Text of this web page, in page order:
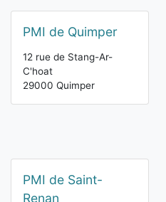
PMI de Quimper
12 rue de Stang-Ar-
C'hoat
29000 Quimper
PMI de Saint-
Renan